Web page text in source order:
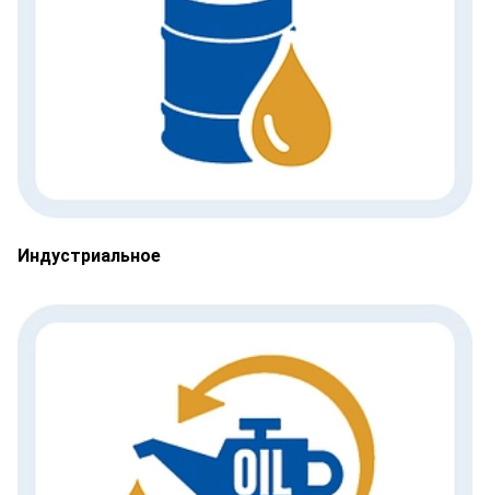
Индустриальное